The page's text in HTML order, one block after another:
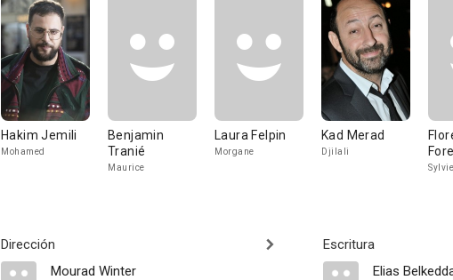
Hakim Jemili
Mohamed
Benjamin
Tranié
Maurice
Laura Felpin
Morgane
Kad Merad
Djilali
Sylvie
Dirección
Mourad Winter
Escritura
Elias